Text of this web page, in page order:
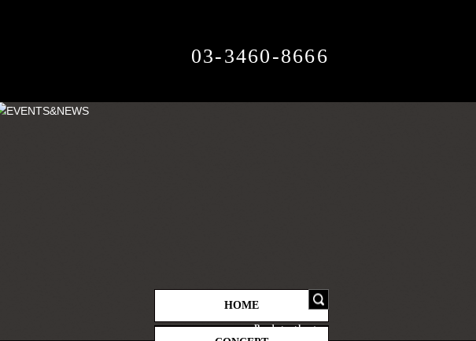
03-3460-8666
HOME